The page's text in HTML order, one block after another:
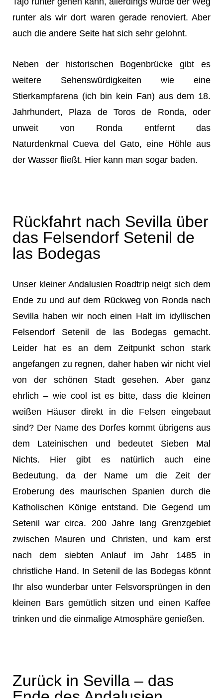
runter als wir dort waren gerade renoviert. Aber
auch die andere Seite hat sich sehr gelohnt.
Neben der historischen Bogenbrücke gibt es
weitere Sehenswürdigkeiten wie eine
Stierkampfarena (ich bin kein Fan) aus dem 18.
Jahrhundert, Plaza de Toros de Ronda, oder
unweit von Ronda entfernt das
Naturdenkmal Cueva del Gato, eine Höhle aus
der Wasser fließt. Hier kann man sogar baden.
Rückfahrt nach Sevilla über
das Felsendorf Setenil de
las Bodegas
Unser kleiner Andalusien Roadtrip neigt sich dem
Ende zu und auf dem Rückweg von Ronda nach
Sevilla haben wir noch einen Halt im idyllischen
Felsendorf Setenil de las Bodegas gemacht.
Leider hat es an dem Zeitpunkt schon stark
angefangen zu regnen, daher haben wir nicht viel
von der schönen Stadt gesehen. Aber ganz
ehrlich – wie cool ist es bitte, dass die kleinen
weißen Häuser direkt in die Felsen eingebaut
sind? Der Name des Dorfes kommt übrigens aus
dem Lateinischen und bedeutet Sieben Mal
Nichts. Hier gibt es natürlich auch eine
Bedeutung, da der Name um die Zeit der
Eroberung des maurischen Spanien durch die
Katholischen Könige entstand. Die Gegend um
Setenil war circa. 200 Jahre lang Grenzgebiet
zwischen Mauren und Christen, und kam erst
nach dem siebten Anlauf im Jahr 1485 in
christliche Hand. In Setenil de las Bodegas könnt
Ihr also wunderbar unter Felsvorsprüngen in den
kleinen Bars gemütlich sitzen und einen Kaffee
trinken und die einmalige Atmosphäre genießen.
Zurück in Sevilla – das